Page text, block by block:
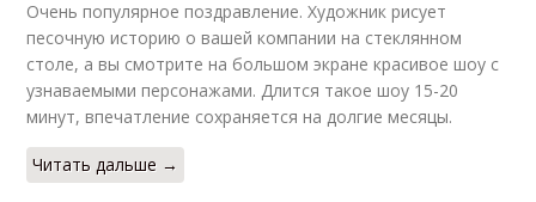
Очень популярное поздравление. Художник рисует
песочную историю о вашей компании на стеклянном
столе, а вы смотрите на большом экране красивое шоу с
узнаваемыми персонажами. Длится такое шоу 15-20
минут, впечатление сохраняется на долгие месяцы.
Читать дальше →